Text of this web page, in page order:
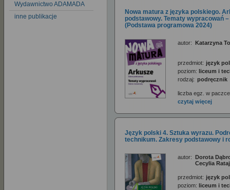
Wydawnictwo ADAMADA
inne publikacje
Nowa matura z języka polskiego.
podstawowy. Tematy wypracowań
(Podstawa programowa 2024)
autor: Katarzyna
przedmiot: język
poziom: liceum i
rodzaj: podręcznik
liczba egz. w
czytaj więcej
Język polski 4. Sztuka wyrazu.
technikum. Zakresy podstawowy i
autor: Dorota
Cecylia
przedmiot: język
poziom: liceum i